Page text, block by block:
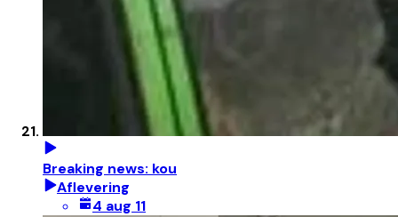
Breaking news: kou
Aflevering
4 aug 11